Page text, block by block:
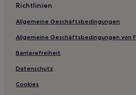
Richtlinien
Allgemeine Geschäftsbedingungen
Allgemeine Geschäftsbedingungen von
Barrierefreiheit
Datenschutz
Cookies